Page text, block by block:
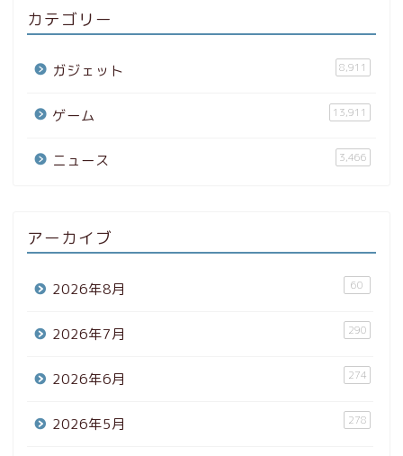
カテゴリー
ガジェット 8,911
ゲーム 13,911
ニュース 3,466
アーカイブ
2026年8月 60
2026年7月 290
2026年6月 274
2026年5月 278